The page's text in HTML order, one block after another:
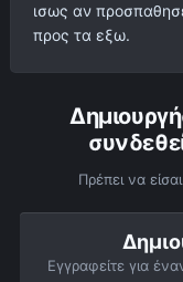
ισως αν
προς τα εξω.
Πρέπει να
Εγγραφείτε για